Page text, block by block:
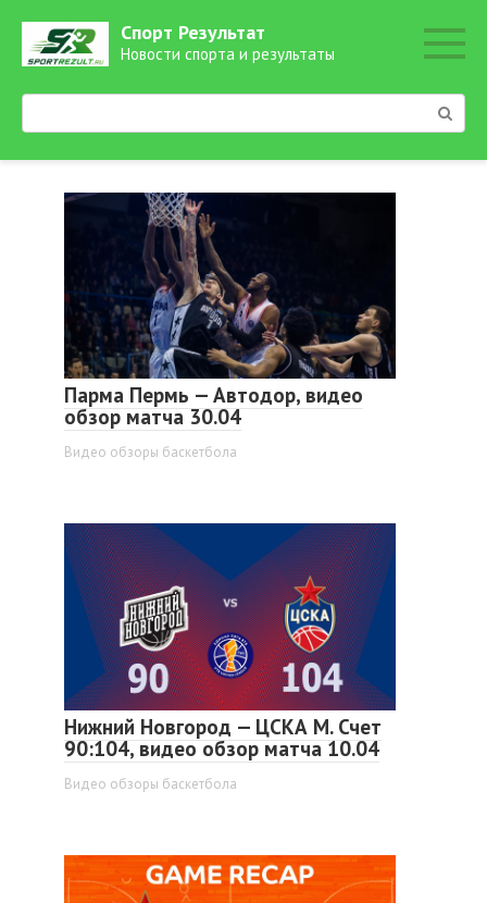
контенту
Спорт Результат
Новости спорта и результаты
Поиск:
Парма Пермь — Автодор, видео
обзор матча 30.04
Видео обзоры баскетбола
Нижний Новгород — ЦСКА М. Счет
90:104, видео обзор матча 10.04
Видео обзоры баскетбола